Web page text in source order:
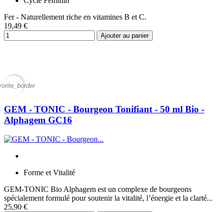
Fer - Naturellement riche en vitamines B et C.
19,49 €
Ajouter au panier
GEM - TONIC - Bourgeon Tonifiant - 50 ml Bio -
Alphagem GC16
Forme et Vitalité
GEM-TONIC Bio Alphagem est un complexe de bourgeons
spécialement formulé pour soutenir la vitalité, l’énergie et la clarté...
25,90 €